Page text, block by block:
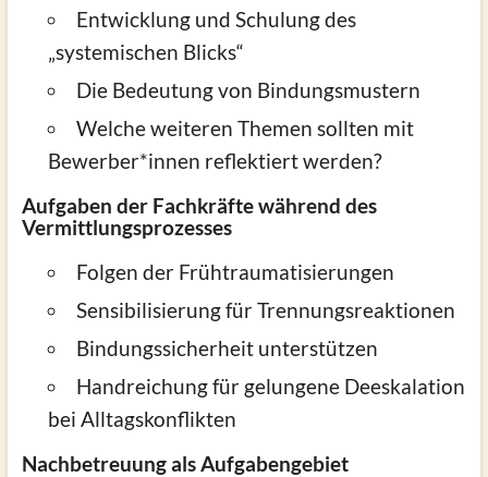
Entwicklung und Schulung des
„systemischen Blicks“
Die Bedeutung von Bindungsmustern
Welche weiteren Themen sollten mit
Bewerber*innen reflektiert werden?
Aufgaben der Fachkräfte während des
Vermittlungsprozesses
Folgen der Frühtraumatisierungen
Sensibilisierung für Trennungsreaktionen
Bindungssicherheit unterstützen
Handreichung für gelungene Deeskalation
bei Alltagskonflikten
Nachbetreuung als Aufgabengebiet